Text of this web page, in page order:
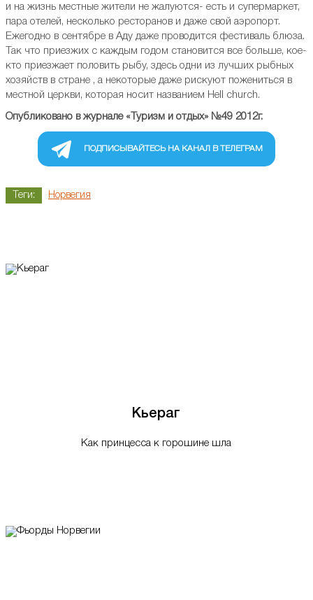
и на жизнь местные жители не жалуются- есть и супермаркет,
пара отелей, несколько ресторанов и даже свой аэропорт.
Ежегодно в сентябре в Аду даже проводится фестиваль блюза.
Так что приезжих с каждым годом становится все больше, кое-
кто приезжает половить рыбу, здесь одни из лучших рыбных
хозяйств в стране , а некоторые даже рискуют пожениться в
местной церкви, которая носит названием Hell church.
Опубликовано в журнале «Туризм и отдых» №49 2012г.
ПОДПИСЫВАЙТЕСЬ НА КАНАЛ В ТЕЛЕГРАМ
Теги: Норвегия
Кьераг
Как принцесса к горошине шла